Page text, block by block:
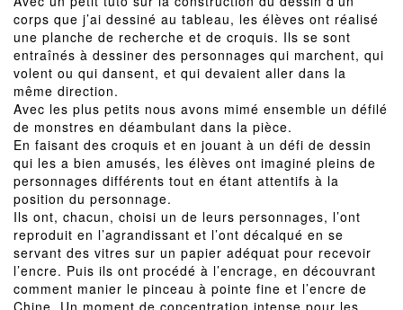
corps que j’ai dessiné au tableau, les élèves ont réalisé
une planche de recherche et de croquis. Ils se sont
entraînés à dessiner des personnages qui marchent, qui
volent ou qui dansent, et qui devaient aller dans la
même direction.
Avec les plus petits nous avons mimé ensemble un défilé
de monstres en déambulant dans la pièce.
En faisant des croquis et en jouant à un défi de dessin
qui les a bien amusés, les élèves ont imaginé pleins de
personnages différents tout en étant attentifs à la
position du personnage.
Ils ont, chacun, choisi un de leurs personnages, l’ont
reproduit en l’agrandissant et l’ont décalqué en se
servant des vitres sur un papier adéquat pour recevoir
l’encre. Puis ils ont procédé à l’encrage, en découvrant
comment manier le pinceau à pointe fine et l’encre de